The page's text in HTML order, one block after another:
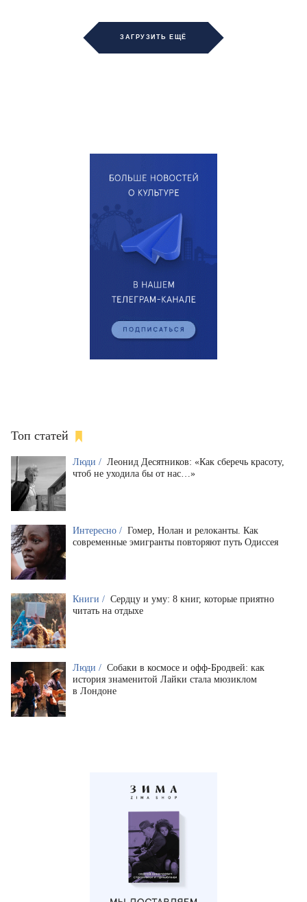
ЗАГРУЗИТЬ ЕЩЁ
Топ статей
Люди / Леонид Десятников: «Как сберечь красоту,
чтоб не уходила бы от нас…»
Интересно / Гомер, Нолан и релоканты. Как
современные эмигранты повторяют путь Одиссея
Книги / Сердцу и уму: 8 книг, которые приятно
читать на отдыхе
Люди / Собаки в космосе и офф-Бродвей: как
история знаменитой Лайки стала мюзиклом
в Лондоне